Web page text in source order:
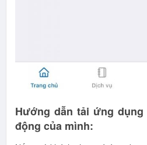
Hướng dẫn tải ứng dụng
động của mình: